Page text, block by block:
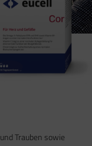
Trauben sowie